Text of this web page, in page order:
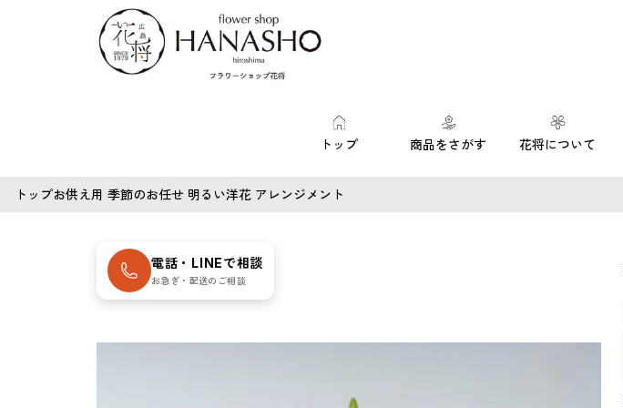
トップ 商品をさがす 花将について
トップお供え用 季節のお任せ 明るい洋花 アレンジメント
電話・LINEで相談
お急ぎ・配送のご相談